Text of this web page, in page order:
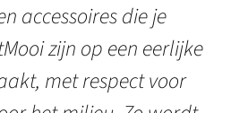
accessoires die je
zijn op een eerlijke
met respect voor